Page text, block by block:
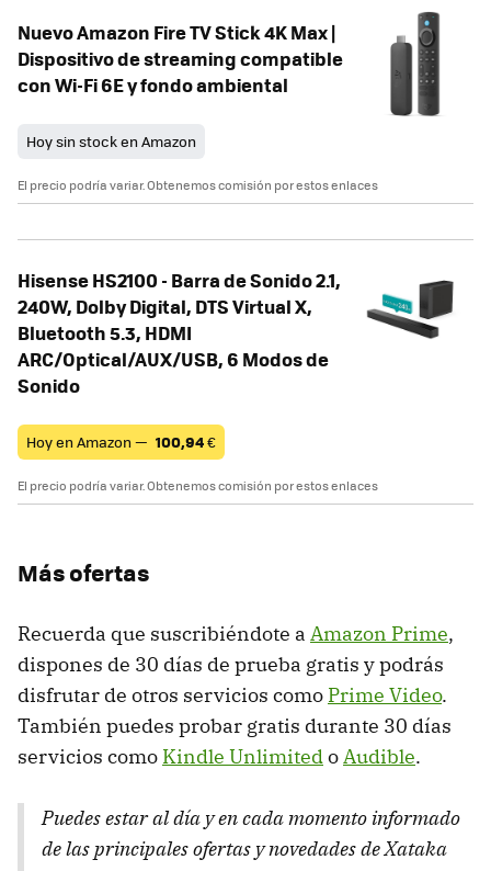
Nuevo Amazon Fire TV Stick 4K Max |
Dispositivo de streaming compatible
con Wi-Fi 6E y fondo ambiental
Hoy sin stock en Amazon
El precio podría variar. Obtenemos comisión por estos enlaces
Hisense HS2100 - Barra de Sonido 2.1,
240W, Dolby Digital, DTS Virtual X,
Bluetooth 5.3, HDMI
ARC/Optical/AUX/USB, 6 Modos de
Sonido
Hoy en Amazon — 100,94€
El precio podría variar. Obtenemos comisión por estos enlaces
Más ofertas
Recuerda que suscribiéndote a Amazon Prime,
dispones de 30 días de prueba gratis y podrás
disfrutar de otros servicios como Prime Video.
También puedes probar gratis durante 30 días
servicios como Kindle UnlimitedoAudible.
Puedes estar al día y en cada momento informado
de las principales ofertas y novedades de Xataka